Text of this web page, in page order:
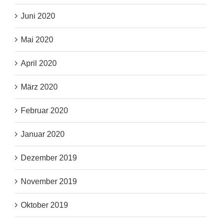
Juni 2020
Mai 2020
April 2020
März 2020
Februar 2020
Januar 2020
Dezember 2019
November 2019
Oktober 2019